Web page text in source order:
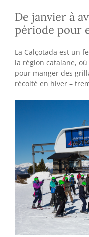
De janvier à
période pour
La Calçotada est un
la région catalane,
pour manger des
récolté en hiver –